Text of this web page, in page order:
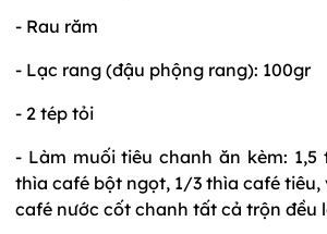
- Rau răm
- Lạc rang (đậu phộng rang): 100gr
- 2 tép tỏi
- Làm muối tiêu chanh ăn kèm:
thìa café bột ngọt, 1/3 thìa café tiêu,
café nước cốt chanh tất cả trộn đều